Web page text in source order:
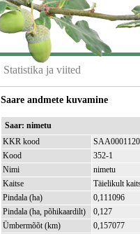
Statistika ja viited
Saare andmete kuvamine
Saar: nimetu
KKR kood
SAA0001120
Kood
352-1
Nimi
nimetu
Kaitse
Täielikult
Pindala (ha)
0,111096
Pindala (ha, põhikaardilt)
0,127
Ümbermõõt (km)
0,157077